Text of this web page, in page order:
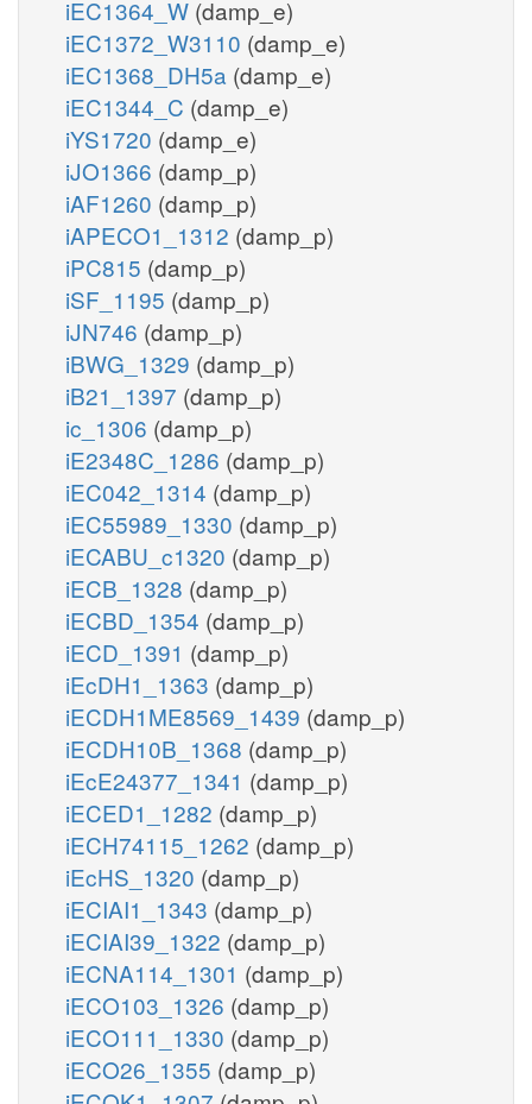
iEC1364_W (damp_e)
iEC1372_W3110 (damp_e)
iEC1368_DH5a (damp_e)
iEC1344_C (damp_e)
iYS1720 (damp_e)
iJO1366 (damp_p)
iAF1260 (damp_p)
iAPECO1_1312 (damp_p)
iPC815 (damp_p)
iSF_1195 (damp_p)
iJN746 (damp_p)
iBWG_1329 (damp_p)
iB21_1397 (damp_p)
ic_1306 (damp_p)
iE2348C_1286 (damp_p)
iEC042_1314 (damp_p)
iEC55989_1330 (damp_p)
iECABU_c1320 (damp_p)
iECB_1328 (damp_p)
iECBD_1354 (damp_p)
iECD_1391 (damp_p)
iEcDH1_1363 (damp_p)
iECDH1ME8569_1439 (damp_p)
iECDH10B_1368 (damp_p)
iEcE24377_1341 (damp_p)
iECED1_1282 (damp_p)
iECH74115_1262 (damp_p)
iEcHS_1320 (damp_p)
iECIAI1_1343 (damp_p)
iECIAI39_1322 (damp_p)
iECNA114_1301 (damp_p)
iECO103_1326 (damp_p)
iECO111_1330 (damp_p)
iECO26_1355 (damp_p)